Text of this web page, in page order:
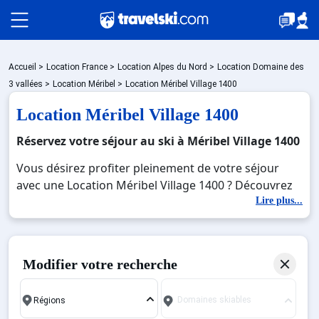
Packages
🚆Train de nuit
Stations
Hébergements
Bons plans
Accueil > Location France > Location Alpes du Nord > Location Domaine des
3 vallées > Location Méribel > Location Méribel Village 1400
Location Méribel Village 1400
Réservez votre séjour au ski à Méribel Village 1400
Vous désirez profiter pleinement de votre séjour
avec une Location Méribel Village 1400 ? Découvrez
nos offres de Location Méribel Village 1400 pour
skier sans limite à noel, jour de l'an, février. Fermez
les yeux et imaginez… Profitez de votre Location
moderne où vous pourrez mêler les plaisirs de la
immersion avec la beauté des paysages
Lire plus...
Modifier votre recherche
Domaines skiables